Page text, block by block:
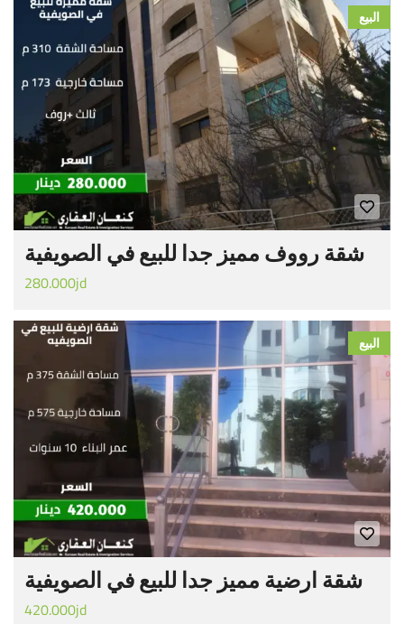
البيع
شقة رووف مميز جدا للبيع في الصويفية
280.000jd
البيع
شقة ارضية مميز جدا للبيع في الصويفية
420.000jd